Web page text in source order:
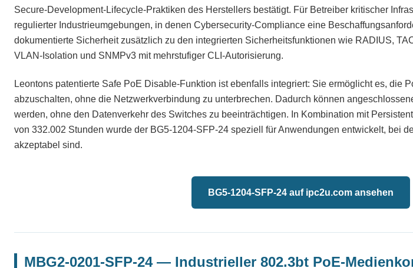
Secure-Development-Lifecycle-Praktiken des Herstellers bestätigt. Für Betreiber kritischer
regulierter Industrieumgebungen, in denen Cybersecurity-Compliance eine
dokumentierte Sicherheit zusätzlich zu den integrierten Sicherheitsfunktionen wie RADIUS,
VLAN-Isolation und SNMPv3 mit mehrstufiger CLI-Autorisierung.
Leontons patentierte Safe PoE Disable-Funktion ist ebenfalls integriert: Sie ermöglicht es, die
abzuschalten, ohne die Netzwerkverbindung zu unterbrechen. Dadurch können
werden, ohne den Datenverkehr des Switches zu beeinträchtigen. In Kombination mit
von 332.002 Stunden wurde der BG5-1204-SFP-24 speziell für Anwendungen entwickelt, bei
akzeptabel sind.
BG5-1204-SFP-24 auf ipc2u.com ansehen
MBG2-0201-SFP-24 — Industrieller 802.3bt PoE-